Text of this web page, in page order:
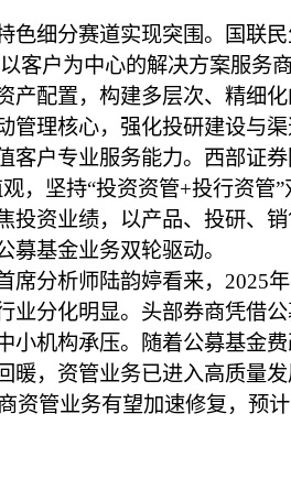
细分赛道实现突围。国联民
客户为中心的解决方案服务
产配置，构建多层次、精细
管理核心，强化投研建设与
客户专业服务能力。西部证
，坚持“投资资管+投行资管
投资业绩，以产品、投研、
募基金业务双轮驱动。
分析师陆韵婷看来，2025
业分化明显。头部券商凭借
小机构承压。随着公募基金
暖，资管业务已进入高质量
资管业务有望加速修复，预